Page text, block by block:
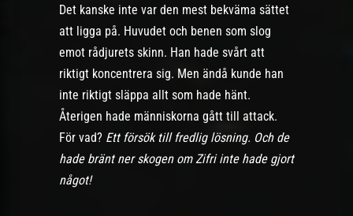
Det kanske inte var den mest bekväma sättet
att ligga på. Huvudet och benen som slog
emot rådjurets skinn. Han hade svårt att
riktigt koncentrera sig. Men ändå kunde han
inte riktigt släppa allt som hade hänt.
Återigen hade människorna gått till attack.
För vad? Ett försök till fredlig lösning. Och de
hade bränt ner skogen om Zifri inte hade gjort
något!